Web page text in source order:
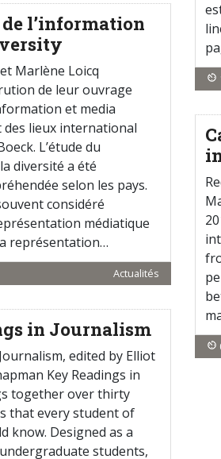
l’information
Marlène Loicq
de leur ouvrage
et media
des lieux international
L’étude du
diversité a été
selon les pays.
considéré
médiatique
représentation…
Actualités
in Journalism
edited by Elliot
Key Readings in
together over thirty
that every student of
know. Designed as a
students,